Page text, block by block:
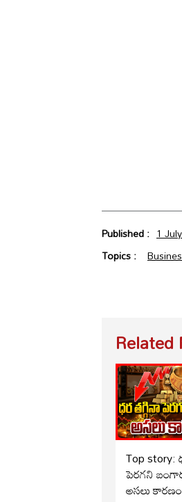
Published : 1
Topics :
Related
Top story:
పెరగని
అసలు